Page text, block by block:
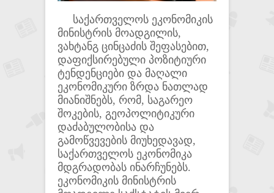
საქართველოს ეკონომიკის
მინისტრის მოადგილის,
ვახტანგ ცინცაძის შეფასებით,
დაფიქსირებული პოზიტიური
ტენდენციები და მაღალი
ეკონომიკური ზრდა ნათლად
მიანიშნებს, რომ, საგარეო
შოკების, გეოპოლიტიკური
დაძაბულობისა და
გამოწვევების მიუხედავად,
საქართველოს ეკონომიკა
მდგრადობას ინარჩუნებს.
ეკონომიკის მინისტრის